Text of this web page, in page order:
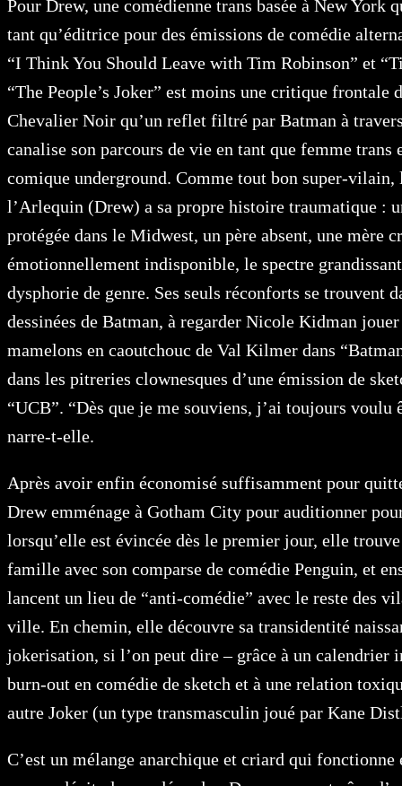
Pour Drew, une comédienne trans basée à New York
tant qu’éditrice pour des émissions de comédie
“I Think You Should Leave with Tim Robinson” et
“The People’s Joker” est moins une critique frontale
Chevalier Noir qu’un reflet filtré par Batman à
canalise son parcours de vie en tant que femme trans
comique underground. Comme tout bon super-vilain,
l’Arlequin (Drew) a sa propre histoire traumatique :
protégée dans le Midwest, un père absent, une mère
émotionnellement indisponible, le spectre
dysphorie de genre. Ses seuls réconforts se trouvent
dessinées de Batman, à regarder Nicole Kidman
mamelons en caoutchouc de Val Kilmer dans
dans les pitreries clownesques d’une émission de
“UCB”. “Dès que je me souviens, j’ai toujours voulu
narre-t-elle.
Après avoir enfin économisé suffisamment pour
Drew emménage à Gotham City pour auditionner
lorsqu’elle est évincée dès le premier jour, elle
famille avec son comparse de comédie Penguin, et
lancent un lieu de “anti-comédie” avec le reste des
ville. En chemin, elle découvre sa transidentité
jokerisation, si l’on peut dire – grâce à un calendrier
burn-out en comédie de sketch et à une relation
autre Joker (un type transmasculin joué par Kane
C’est un mélange anarchique et criard qui fonctionne